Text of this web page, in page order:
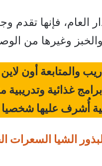
العام، فإنها
وغيرها من
والمتابعة أون
برامج غذائية
أُشرف عليها شخصيا
لبذور الشيا السعرات